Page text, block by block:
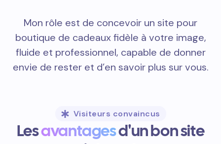
Mon rôle est de concevoir un site pour
boutique de cadeaux fidèle à votre image,
fluide et professionnel, capable de donner
envie de rester et d’en savoir plus sur vous.
Visiteurs convaincus
Lesavantagesd'un bon site